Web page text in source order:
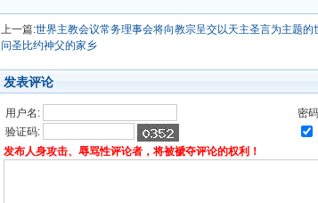
上一篇:世界主教会议常务理事会将向教宗呈交以天主圣言为主题的
问圣比约神父的家乡
发表评论
用户名:
密
验证码:
发布人身攻击、辱骂性评论者，将被褫夺评论的权利！